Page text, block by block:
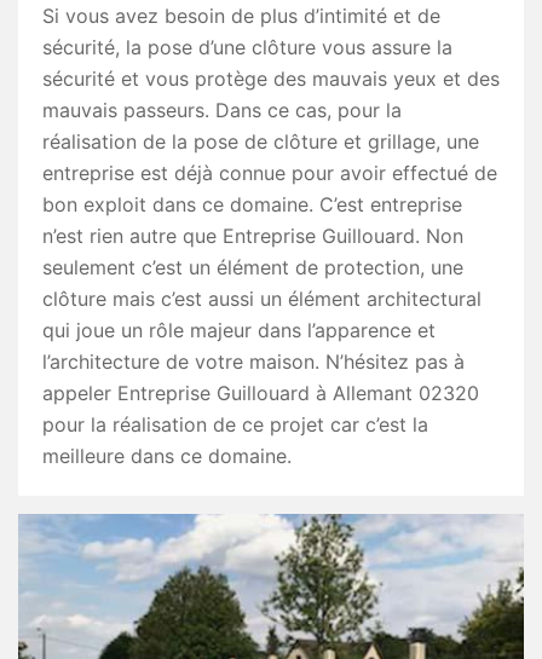
Si vous avez besoin de plus d’intimité et de
sécurité, la pose d’une clôture vous assure la
sécurité et vous protège des mauvais yeux et des
mauvais passeurs. Dans ce cas, pour la
réalisation de la pose de clôture et grillage, une
entreprise est déjà connue pour avoir effectué de
bon exploit dans ce domaine. C’est entreprise
n’est rien autre que Entreprise Guillouard. Non
seulement c’est un élément de protection, une
clôture mais c’est aussi un élément architectural
qui joue un rôle majeur dans l’apparence et
l’architecture de votre maison. N’hésitez pas à
appeler Entreprise Guillouard à Allemant 02320
pour la réalisation de ce projet car c’est la
meilleure dans ce domaine.